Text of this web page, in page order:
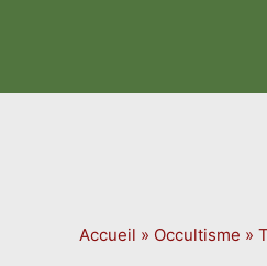
Accueil » Occultisme »